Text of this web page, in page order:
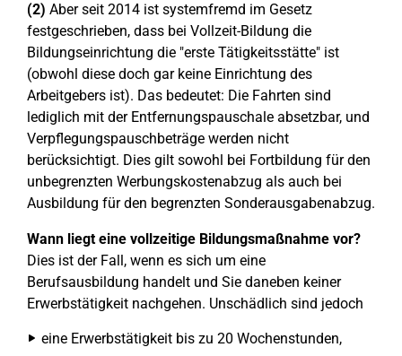
(2) Aber seit 2014 ist systemfremd im Gesetz
festgeschrieben, dass bei Vollzeit-Bildung die
Bildungseinrichtung die "erste Tätigkeitsstätte" ist
(obwohl diese doch gar keine Einrichtung des
Arbeitgebers ist). Das bedeutet: Die Fahrten sind
lediglich mit der Entfernungspauschale absetzbar, und
Verpflegungspauschbeträge werden nicht
berücksichtigt. Dies gilt sowohl bei Fortbildung für den
unbegrenzten Werbungskostenabzug als auch bei
Ausbildung für den begrenzten Sonderausgabenabzug.
Wann liegt eine vollzeitige Bildungsmaßnahme vor?
Dies ist der Fall, wenn es sich um eine
Berufsausbildung handelt und Sie daneben keiner
Erwerbstätigkeit nachgehen. Unschädlich sind jedoch
eine Erwerbstätigkeit bis zu 20 Wochenstunden,